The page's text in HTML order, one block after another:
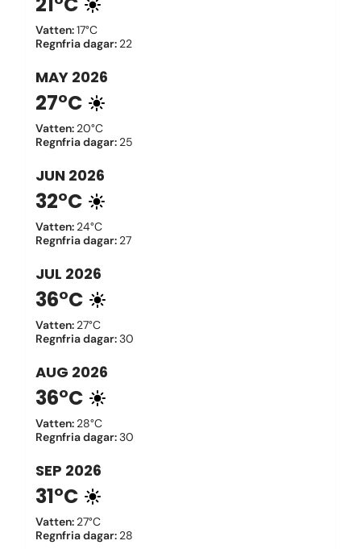
Vatten:17°C
Regnfria dagar: 22
MAY 2026
27°C
Vatten: 20°C
Regnfria dagar: 25
JUN 2026
32°C
Vatten: 24°C
Regnfria dagar: 27
JUL 2026
36°C
Vatten: 27°C
Regnfria dagar:30
AUG 2026
36°C
Vatten: 28°C
Regnfria dagar:30
SEP 2026
31°C
Vatten: 27°C
Regnfria dagar: 28